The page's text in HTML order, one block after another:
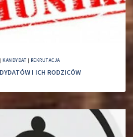
|KANDYDAT | REKRUTACJA
I ICH RODZICÓW